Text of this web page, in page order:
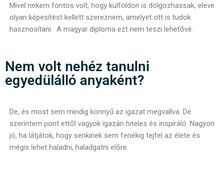
Mivel nekem fontos volt, hogy külföldön is dolgozhassak, eleve
olyan képesítést kellett szereznem, amelyet ott is tudok
hasznosítani. A magyar diploma ezt nem teszi lehetővé.
Nem volt nehéz tanulni
egyedülálló anyaként?
De, és most sem mindig könnyű az igazat megvallva. De
szerintem pont ettől vagyok igazán hiteles és inspiráló. Nagyon
jó, ha látjátok, hogy senkinek sem fenékig tejfel az élete és
mégis lehet haladni, haladgatni előre.